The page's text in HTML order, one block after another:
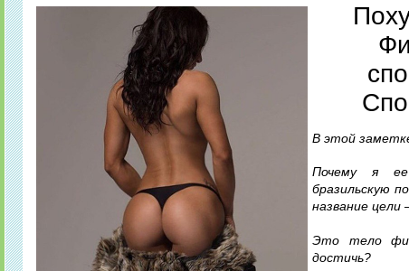
В этой
Почему я
бразильскую
название
Это тело
достичь?